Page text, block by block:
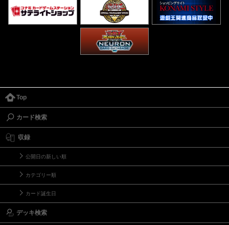
Top
カード検索
収録
公開日の新しい順
カテゴリー順
カード誕生日
デッキ検索